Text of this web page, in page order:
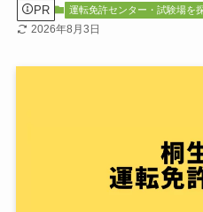
PR 運転免許センター・試験場を
2026年8月3日